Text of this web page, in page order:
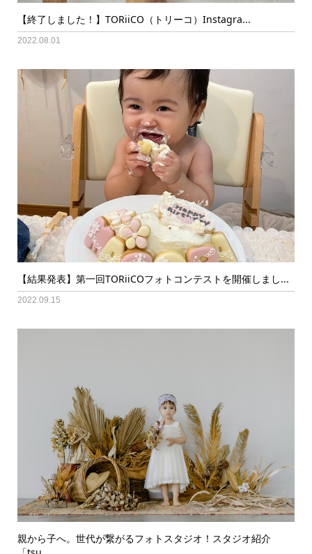
【終了しました！】TORiiCO（トリーコ）Instagra...
2022.08.01
【結果発表】第一回TORiiCOフォトコンテストを開催しまし...
2022.09.15
親から子へ。世代が繋がるフォトスタジオ！スタジオ紹介